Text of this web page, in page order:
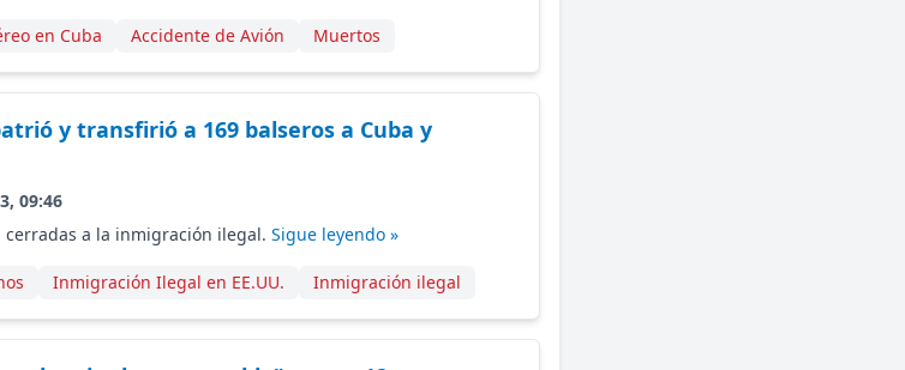
en Cuba Accidente de Avión Muertos
y transfirió a 169 balseros a Cuba y
09:46
cerradas a la inmigración ilegal. Sigue leyendo »
Inmigración Ilegal en EE.UU. Inmigración ilegal